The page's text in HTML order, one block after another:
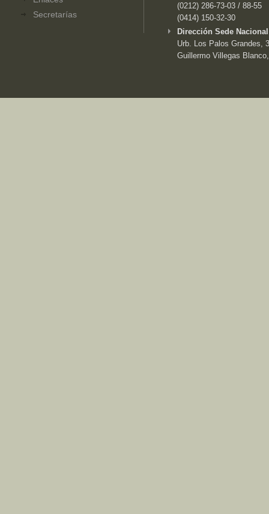
Secretarías
(0212) 286-73-03 / 88-55
(0414) 150-32-30
Dirección Sede
Urb. Los Palos Grandes,
Guillermo Villegas